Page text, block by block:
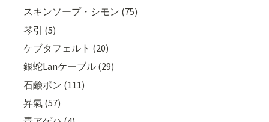
スキンソープ・シモン (75)
琴引 (5)
ケブタフェルト (20)
銀蛇Lanケーブル (29)
石鹸ポン (111)
昇氣 (57)